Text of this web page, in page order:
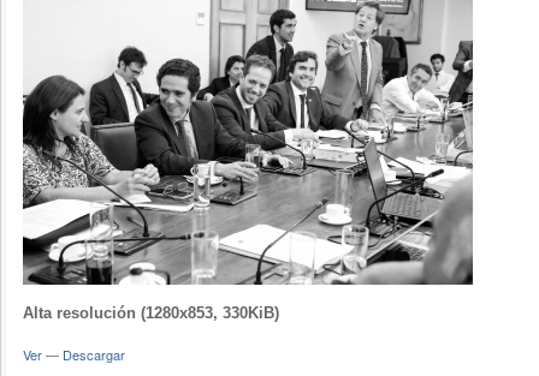
Alta resolución (1280x853, 330KiB)
Ver— Descargar